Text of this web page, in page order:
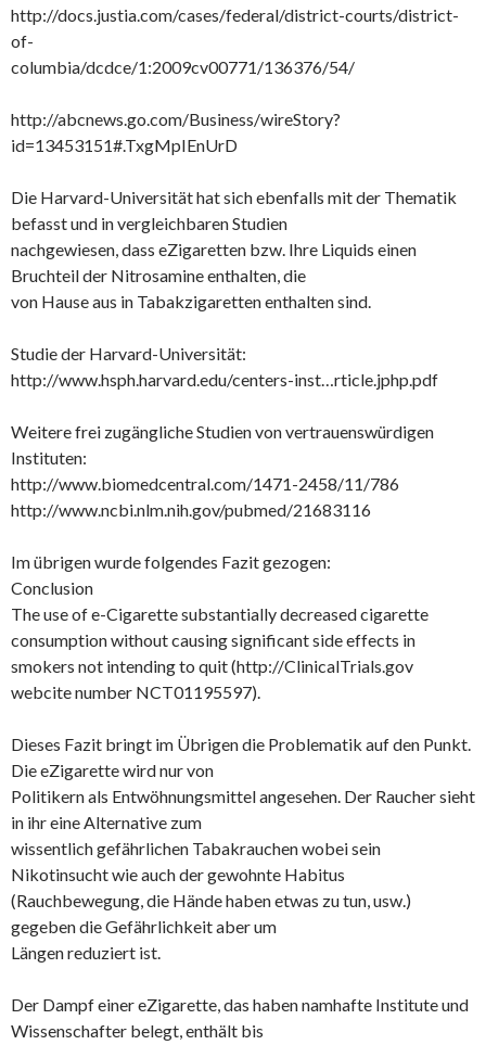
http://docs.justia.com/cases/federal/district-courts/district-
of-
columbia/dcdce/1:2009cv00771/136376/54/
http://abcnews.go.com/Business/wireStory?
id=13453151#.TxgMpIEnUrD
Die Harvard-Universität hat sich ebenfalls mit der Thematik
befasst und in vergleichbaren Studien
nachgewiesen, dass eZigaretten bzw. Ihre Liquids einen
Bruchteil der Nitrosamine enthalten, die
von Hause aus in Tabakzigaretten enthalten sind.
Studie der Harvard-Universität:
http://www.hsph.harvard.edu/centers-inst…rticle.jphp.pdf
Weitere frei zugängliche Studien von vertrauenswürdigen
Instituten:
http://www.biomedcentral.com/1471-2458/11/786
http://www.ncbi.nlm.nih.gov/pubmed/21683116
Im übrigen wurde folgendes Fazit gezogen:
Conclusion
The use of e-Cigarette substantially decreased cigarette
consumption without causing significant side effects in
smokers not intending to quit (http://ClinicalTrials.gov
webcite number NCT01195597).
Dieses Fazit bringt im Übrigen die Problematik auf den Punkt.
Die eZigarette wird nur von
Politikern als Entwöhnungsmittel angesehen. Der Raucher sieht
in ihr eine Alternative zum
wissentlich gefährlichen Tabakrauchen wobei sein
Nikotinsucht wie auch der gewohnte Habitus
(Rauchbewegung, die Hände haben etwas zu tun, usw.)
gegeben die Gefährlichkeit aber um
Längen reduziert ist.
Der Dampf einer eZigarette, das haben namhafte Institute und
Wissenschafter belegt, enthält bis